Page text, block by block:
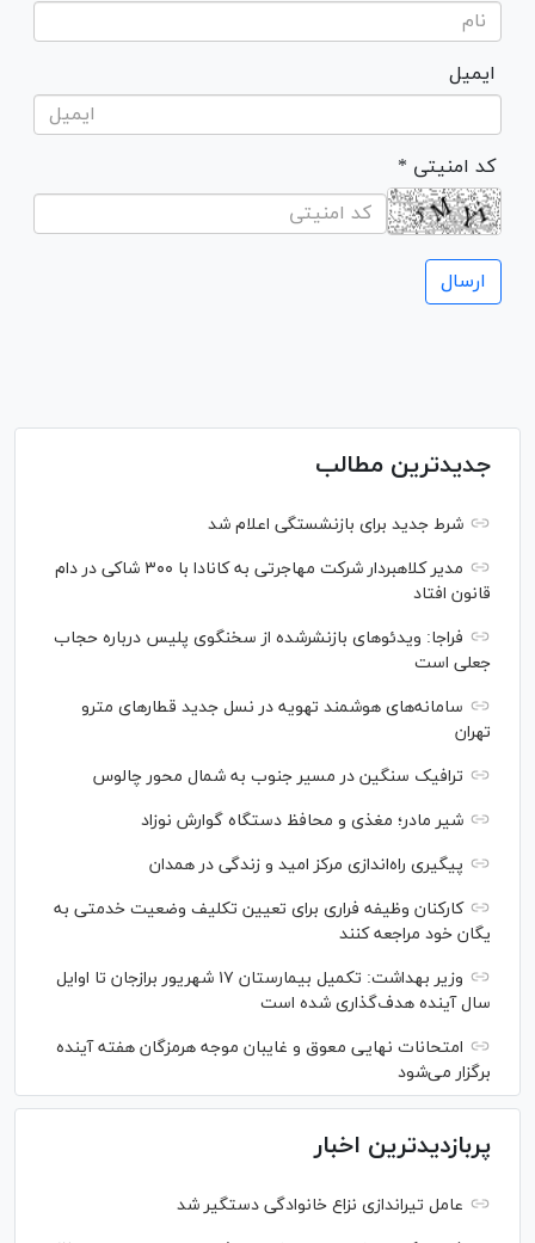
ایمیل
* کد امنیتی
جدیدترین مطالب
شرط جدید برای بازنشستگی اعلام شد
مدیر کلاهبردار شرکت مهاجرتی به کانادا با ۳۰۰ شاکی در دام
قانون افتاد
فراجا: ویدئو‌های بازنشرشده از سخنگوی پلیس درباره حجاب
جعلی است
سامانه‌های هوشمند تهویه در نسل جدید قطار‌های مترو
تهران
ترافیک سنگین در مسیر جنوب به شمال محور چالوس
شیر مادر؛ مغذی و محافظ دستگاه گوارش نوزاد
پیگیری راه‌اندازی مرکز امید و زندگی در همدان
کارکنان وظیفه فراری برای تعیین تکلیف وضعیت خدمتی به
یگان خود مراجعه کنند
وزیر بهداشت: تکمیل بیمارستان ۱۷ شهریور برازجان تا اوایل
سال آینده هدف‌گذاری شده است
امتحانات نهایی معوق و غایبان موجه هرمزگان هفته آینده
برگزار می‌شود
پربازدیدترین اخبار
عامل تیراندازی نزاع خانوادگی دستگیر شد